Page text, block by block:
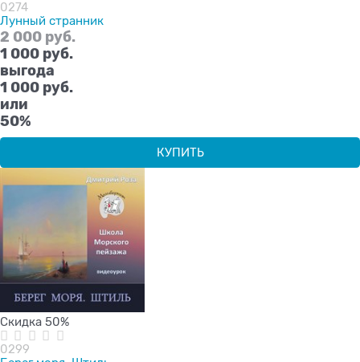
0274
Лунный странник
2 000 руб.
1 000 руб.
выгода
1 000 руб.
или
50%
КУПИТЬ
Скидка 50%
0299